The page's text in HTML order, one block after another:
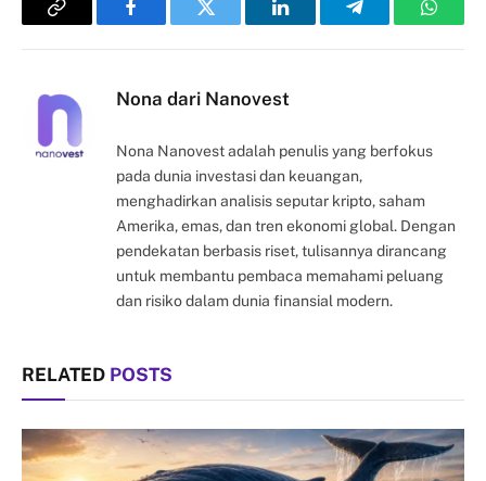
Copy
FacebookTwitter LinkedInTelegram
Nona dari Nanovest
Nona Nanovest adalah penulis yang berfokus
pada dunia investasi dan keuangan,
menghadirkan analisis seputar kripto, saham
Amerika, emas, dan tren ekonomi global. Dengan
pendekatan berbasis riset, tulisannya dirancang
untuk membantu pembaca memahami peluang
dan risiko dalam dunia finansial modern.
RELATED POSTS